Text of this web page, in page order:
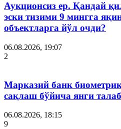
Аукционсиз ер. Қандай
эски тизими 9 мингга
объектларга йўл очди?
06.08.2026, 19:07
2
Марказий банк
сақлаш бўйича янги
06.08.2026, 18:15
9